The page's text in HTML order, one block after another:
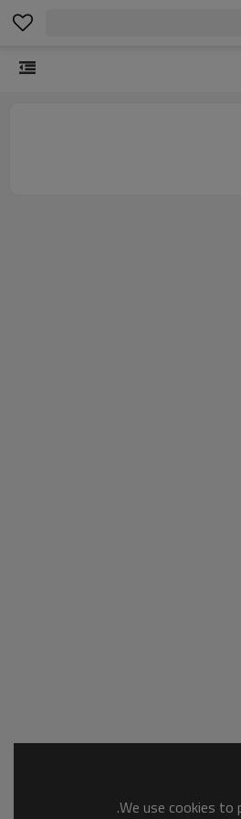
We use cookies to